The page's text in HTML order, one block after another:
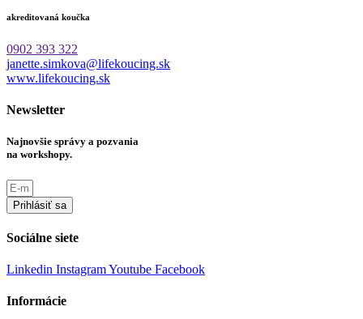
akreditovaná koučka
0902 393 322
janette.simkova@lifekoucing.sk
www.lifekoucing.sk
Newsletter
Najnovšie správy a pozvania
na workshopy.
Prihlásiť sa
Sociálne siete
Linkedin InstagramYoutube Facebook
Informácie